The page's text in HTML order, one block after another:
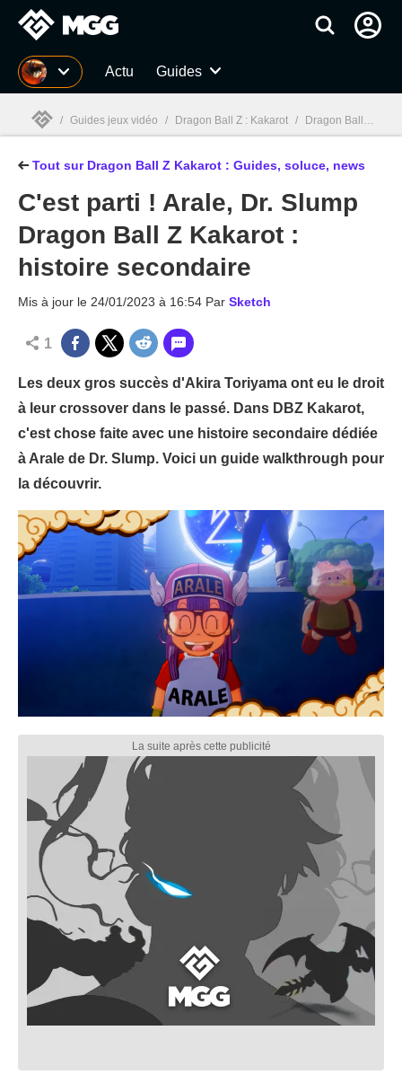
MGG Actu Guides
MGG
/ Guides jeux vidéo / Dragon Ball Z : Kakarot / Dragon Ball Z Kakarot : Guides, soluce, test, news, combats
Tout sur Dragon Ball Z Kakarot : Guides, soluce, news
C'est parti ! Arale, Dr. Slump
Dragon Ball Z Kakarot :
histoire secondaire
Mis à jour le 24/01/2023 à 16:54 Par Sketch
1
Les deux gros succès d'Akira Toriyama ont eu le droit
à leur crossover dans le passé. Dans DBZ Kakarot,
c'est chose faite avec une histoire secondaire dédiée
à Arale de Dr. Slump. Voici un guide walkthrough pour
la découvrir.